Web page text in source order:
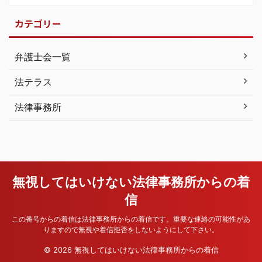
カテゴリー
弁護士会一覧
法テラス
法律事務所
無視してはいけない法律事務所からの着
信
この番号からの着信は法律事務所からの着信です。重要な連絡の可能性があ
りますので無視や着信拒否をしないようにして下さい。
© 2026 無視してはいけない法律事務所からの着信